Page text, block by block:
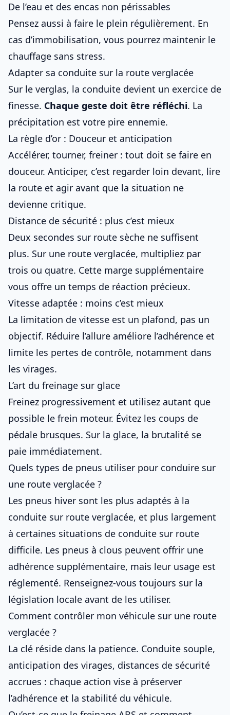
De l’eau et des encas non périssables
Pensez aussi à faire le plein régulièrement. En
cas d’immobilisation, vous pourrez maintenir le
chauffage sans stress.
Adapter sa conduite sur la route verglacée
Sur le verglas, la conduite devient un exercice de
finesse. Chaque geste doit être réfléchi. La
précipitation est votre pire ennemie.
La règle d’or : Douceur et anticipation
Accélérer, tourner, freiner : tout doit se faire en
douceur. Anticiper, c’est regarder loin devant, lire
la route et agir avant que la situation ne
devienne critique.
Distance de sécurité : plus c’est mieux
Deux secondes sur route sèche ne suffisent
plus. Sur une route verglacée, multipliez par
trois ou quatre. Cette marge supplémentaire
vous offre un temps de réaction précieux.
Vitesse adaptée : moins c’est mieux
La limitation de vitesse est un plafond, pas un
objectif. Réduire l’allure améliore l’adhérence et
limite les pertes de contrôle, notamment dans
les virages.
L’art du freinage sur glace
Freinez progressivement et utilisez autant que
possible le frein moteur. Évitez les coups de
pédale brusques. Sur la glace, la brutalité se
paie immédiatement.
Quels types de pneus utiliser pour conduire sur
une route verglacée ?
Les pneus hiver sont les plus adaptés à la
conduite sur route verglacée, et plus largement
à certaines situations de conduite sur route
difficile. Les pneus à clous peuvent offrir une
adhérence supplémentaire, mais leur usage est
réglementé. Renseignez-vous toujours sur la
législation locale avant de les utiliser.
Comment contrôler mon véhicule sur une route
verglacée ?
La clé réside dans la patience. Conduite souple,
anticipation des virages, distances de sécurité
accrues : chaque action vise à préserver
l’adhérence et la stabilité du véhicule.